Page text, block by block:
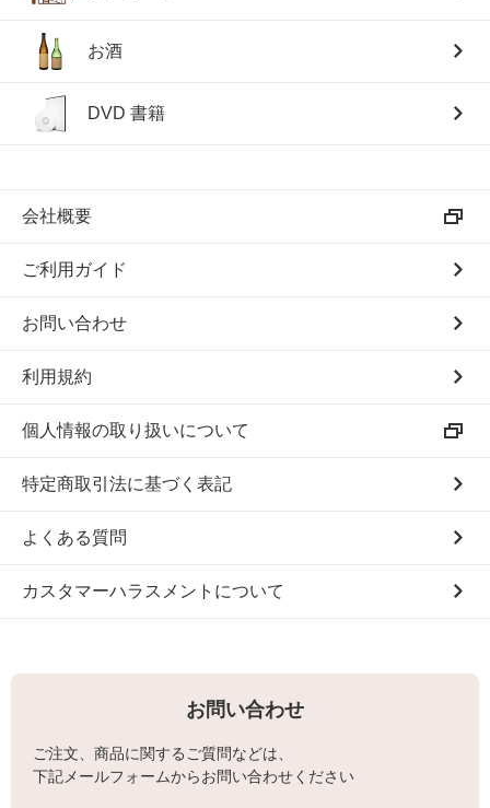
お酒
DVD 書籍
会社概要
ご利用ガイド
お問い合わせ
利用規約
個人情報の取り扱いについて
特定商取引法に基づく表記
よくある質問
カスタマーハラスメントについて
お問い合わせ
ご注文、商品に関するご質問などは、
下記メールフォームからお問い合わせください